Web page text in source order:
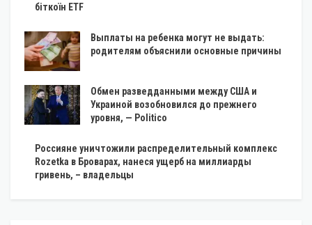
біткоїн ETF
Выплаты на ребенка могут не выдать:
родителям объяснили основные причины
Обмен разведданными между США и
Украиной возобновился до прежнего
уровня, — Politico
Россияне уничтожили распределительный комплекс
Rozetka в Броварах, нанеся ущерб на миллиарды
гривень, – владельцы